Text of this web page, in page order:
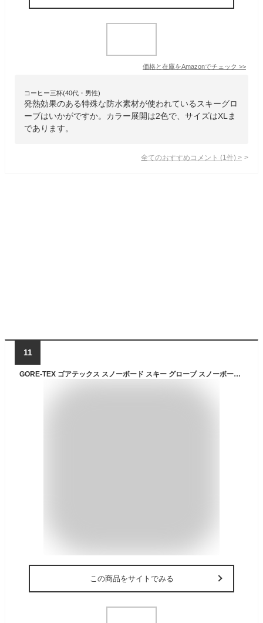
価格と在庫をAmazonでチェック >>
コーヒー三杯(40代・男性)
発熱効果のある特殊な防水素材が使われているスキーグロ
ーブはいかがですか。カラー展開は2色で、サイズはXLま
であります。
全てのおすすめコメント (1 件) >
11
GORE-TEX ゴアテックス スノーボード スキー グローブ スノーボードグローブ スキーグローブ レディース メンズ スノボ スノボー スキー スノボグローブ スノボーグローブ スノーグローブ 手袋 てぶくろ 5本指 激安 namelessage AGE-51
この商品をサイトでみる